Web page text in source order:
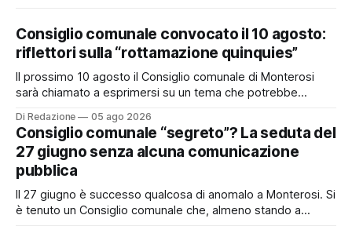
Consiglio comunale convocato il 10 agosto:
riflettori sulla “rottamazione quinquies”
Il prossimo 10 agosto il Consiglio comunale di Monterosi
sarà chiamato a esprimersi su un tema che potrebbe
possibile adesione del Comune alla cosiddetta
“rottamazione quinquies” dei carichi affidati all’Agente della
Riscossione. Prima, però, c’è un tema politico che merita
Di Redazione 05 ago 2026
Consiglio comunale “segreto”? La seduta del
27 giugno senza alcuna comunicazione
pubblica
Il 27 giugno è successo qualcosa di anomalo a Monterosi. Si
è tenuto un Consiglio comunale che, almeno stando a